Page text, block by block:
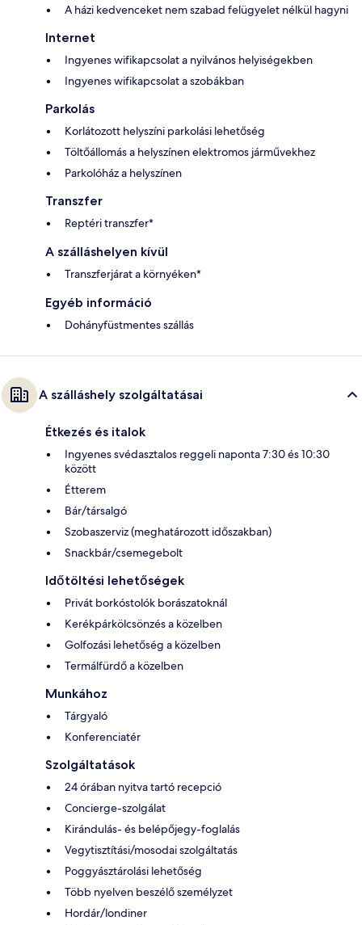
A házi kedvenceket nem szabad felügyelet nélkül hagyni
Internet
Ingyenes wifikapcsolat a nyilvános helyiségekben
Ingyenes wifikapcsolat a szobákban
Parkolás
Korlátozott helyszíni parkolási lehetőség
Töltőállomás a helyszínen elektromos járművekhez
Parkolóház a helyszínen
Transzfer
Reptéri transzfer*
A szálláshelyen kívül
Transzferjárat a környéken*
Egyéb információ
Dohányfüstmentes szállás
A szálláshely szolgáltatásai
Étkezés és italok
Ingyenes svédasztalos reggeli naponta 7:30 és 10:30
között
Étterem
Bár/társalgó
Szobaszerviz (meghatározott időszakban)
Snackbár/csemegebolt
Időtöltési lehetőségek
Privát borkóstolók borászatoknál
Kerékpárkölcsönzés a közelben
Golfozási lehetőség a közelben
Termálfürdő a közelben
Munkához
Tárgyaló
Konferenciatér
Szolgáltatások
24 órában nyitva tartó recepció
Concierge-szolgálat
Kirándulás- és belépőjegy-foglalás
Vegytisztítási/mosodai szolgáltatás
Poggyásztárolási lehetőség
Több nyelven beszélő személyzet
Hordár/londiner